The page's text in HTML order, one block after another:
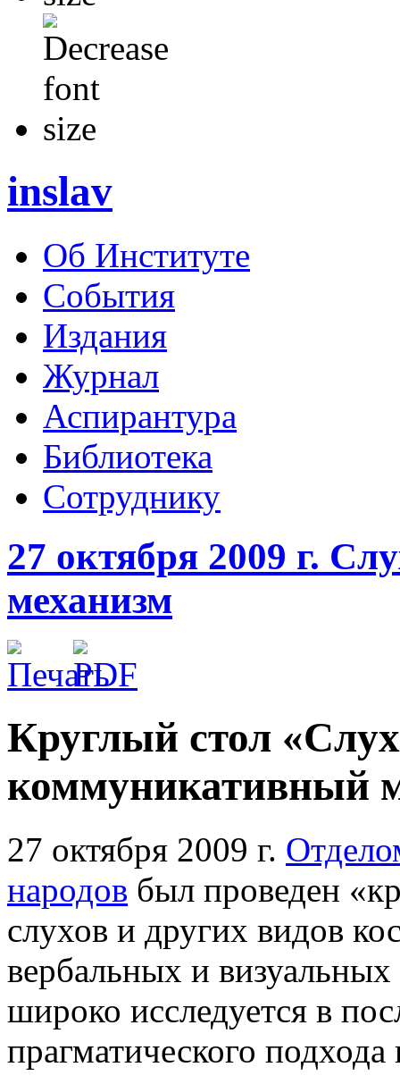
inslav
Об Институте
События
Издания
Журнал
Аспирантура
Библиотека
Сотруднику
27 октября 2009 г.
механизм
Круглый стол
коммуникативный
27 октября 2009 г.
народов был проведен
слухов и других видов
вербальных и
широко исследуется в
прагматического